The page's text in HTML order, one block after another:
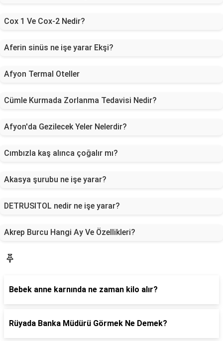
Cox 1 Ve Cox-2 Nedir?
Aferin sinüs ne işe yarar Ekşi?
Afyon Termal Oteller
Cümle Kurmada Zorlanma Tedavisi Nedir?
Afyon'da Gezilecek Yeler Nelerdir?
Cımbızla kaş alınca çoğalır mı?
Akasya şurubu ne işe yarar?
DETRUSITOL nedir ne işe yarar?
Akrep Burcu Hangi Ay Ve Özellikleri?
Bebek anne karnında ne zaman kilo alır?
Rüyada Banka Müdürü Görmek Ne Demek?